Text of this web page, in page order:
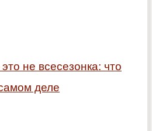
не всесезонка: что
деле